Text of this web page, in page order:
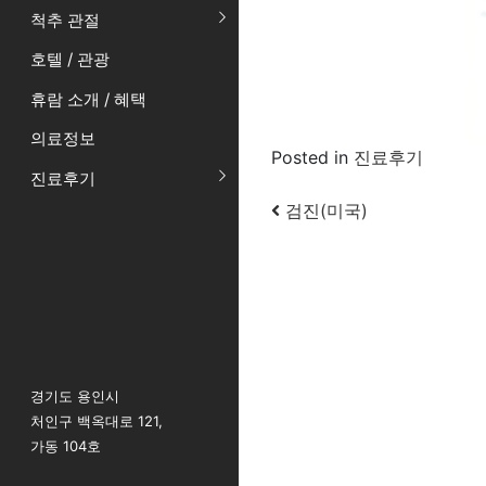
척추 관절
호텔 / 관광
휴람 소개 / 혜택
의료정보
진료후기
경기도 용인시
처인구 백옥대로 121,
가동 104호
Posted in 진료후기
Post
검진(미국)